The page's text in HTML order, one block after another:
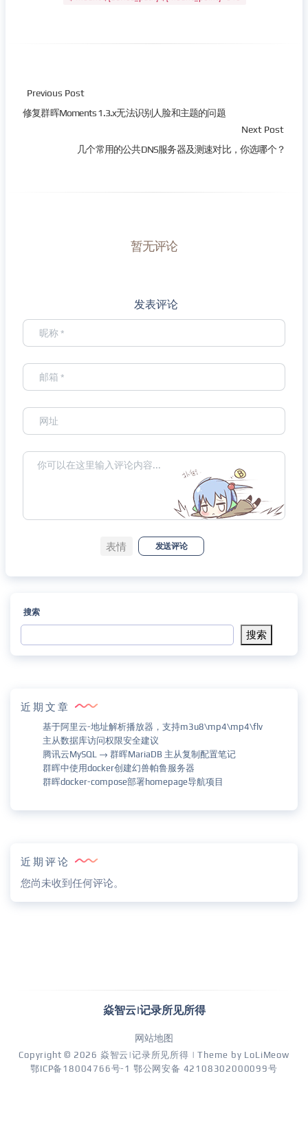
Previous Post
修复群晖Moments 1.3.x无法识别人脸和主题的问题
Next Post
几个常用的公共DNS服务器及测速对比，你选哪个？
暂无评论
发表评论
表情 发送评论
搜索
搜索
近期文章
基于阿里云-地址解析播放器，支持m3u8\mp4\mp4\flv
主从数据库访问权限安全建议
腾讯云MySQL → 群晖MariaDB 主从复制配置笔记
群晖中使用docker创建幻兽帕鲁服务器
群晖docker-compose部署homepage导航项目
近期评论
您尚未收到任何评论。
焱智云|记录所见所得
网站地图
Copyright © 2026 焱智云|记录所见所得 | Theme by LoLiMeow
鄂ICP备18004766号-1 鄂公网安备 42108302000099号